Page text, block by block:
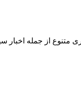
متنوع از جمله